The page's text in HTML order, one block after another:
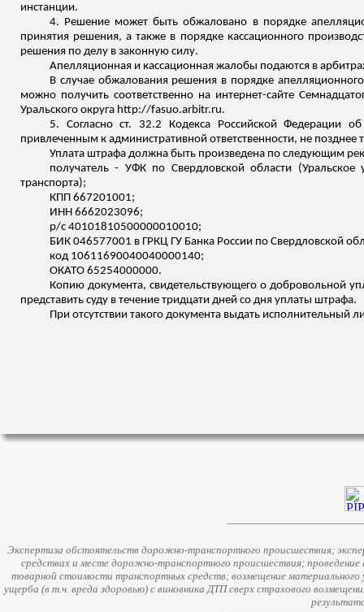
инстанции.
4. Решение может быть обжаловано в порядке
принятия решения, а также в порядке кассационного
решения по делу в законную силу.
Апелляционная и кассационная жалобы подаются в
В случае обжалования решения в порядке
можно получить соответственно на интернет-сайте
Уральского округа http://fasuo.arbitr.ru.
5. Согласно ст. 32.2 Кодекса Российской Федерации
привлеченным к административной ответственности, не
Уплата штрафа должна быть произведена по следующим
получатель - УФК по Свердловской области (Уральское
транспорта);
КПП 667201001;
ИНН 6662023096;
р/с 40101810500000010010;
БИК 046577001 в ГРКЦ ГУ Банка России по Свердловской
код 10611690040040000140;
ОКАТО 65254000000.
Копию документа, свидетельствующего о добровольной
представить суду в течение тридцати дней со дня уплаты штрафа.
При отсутствии такого документа выдать исполнительный
Экспертиза обстоятельств дорожно-транспортного происшествия;
средствах и месте дорожно-транспортного происшествия;
товарной стоимости транспортных средств; возмещение
ущерба (в т.ч. вреда здоровью) с виновника ДТП сверх страхового